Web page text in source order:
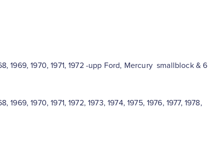
1969, 1970, 1971, 1972 -upp Ford, Mercury smallblock & 6
1969, 1970, 1971, 1972, 1973, 1974, 1975, 1976, 1977, 1978,